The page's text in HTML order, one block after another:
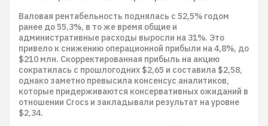
Валовая рентабельность поднялась с 52,5% годом
ранее до 55,3%, в то же время общие и
административные расходы выросли на 31%. Это
привело к снижению операционной прибыли на 4,8%, до
$210 млн. Скорректированная прибыль на акцию
сократилась с прошлогодних $2,65 и составила $2,58,
однако заметно превысила консенсус аналитиков,
которые придерживаются консервативных ожиданий в
отношении Crocs и закладывали результат на уровне
$2,34.